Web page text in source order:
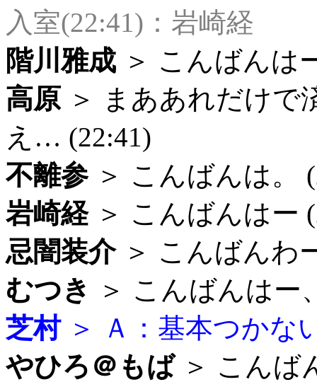
入室(22:41)：岩崎経
階川雅成 ＞ こんばんは
高原 ＞ まああれだけで
え… (22:41)
不離参＞ こんばんは。
岩崎経＞ こんばんはー
忌闇装介＞ こんばんわ
むつき
＞ こんばんはー
芝村＞ Ａ：基本つかな
やひろ＠もば＞ こんば